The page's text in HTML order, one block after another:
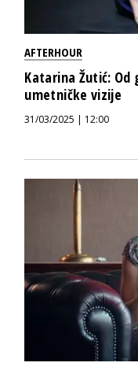
AFTERHOUR
Katarina Žutić: Od
umetničke vizije
31/03/2025 | 12:00